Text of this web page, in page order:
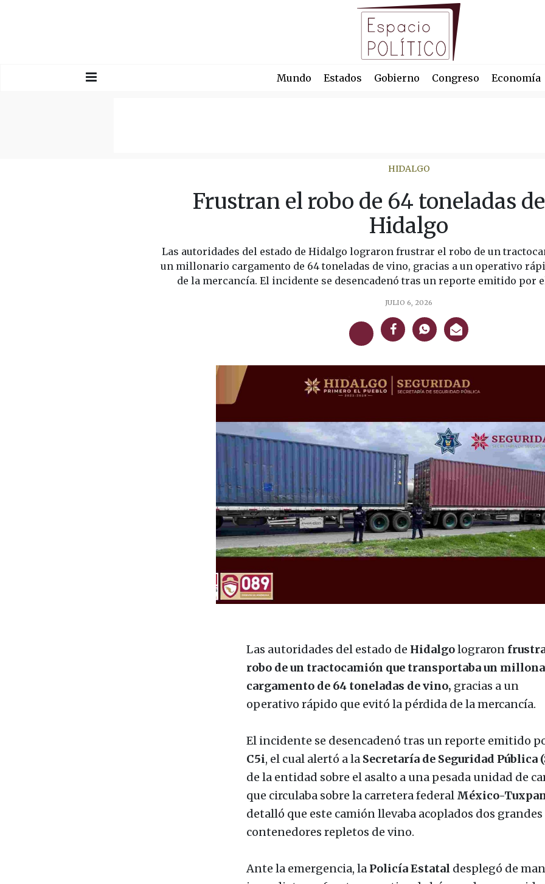
Mundo Estados Gobierno Congreso Economía
HIDALGO
Frustran el robo de 64 toneladas
Hidalgo
Las autoridades del estado de Hidalgo lograron frustrar el robo de un
un millonario cargamento de 64 toneladas de vino, gracias a un operativo
de la mercancía. El incidente se desencadenó tras un reporte emitido por
JULIO 6, 2026
Las autoridades del estado de Hidalgolograron
robo de un tractocamión que transportaba un
cargamento de 64 toneladas de vino, gracias a un
operativo rápido que evitó la pérdida de la mercancía.
El incidente se desencadenó tras un reporte emitido
C5i, el cual alertó a la Secretaría de Seguridad Pública
de la entidad sobre el asalto a una pesada unidad de
que circulaba sobre la carretera federal México-
detalló que este camión llevaba acoplados dos grandes
contenedores repletos de vino.
Ante la emergencia, la Policía Estatal desplegó de